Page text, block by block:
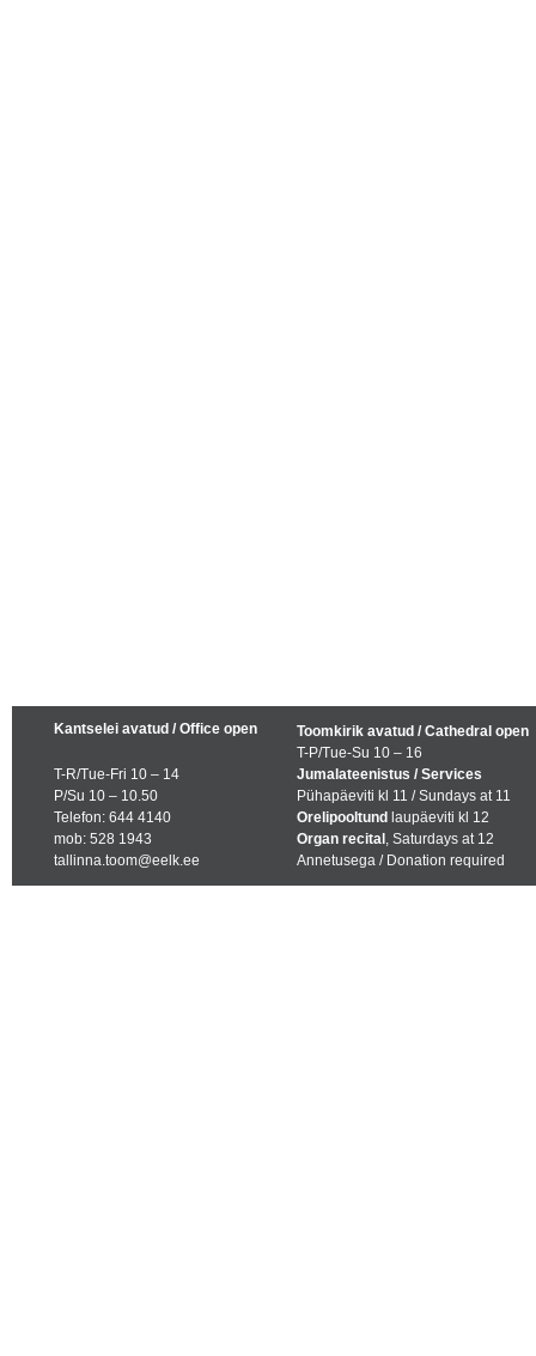
Kantselei avatud / Office open
T-R/Tue-Fri 10 – 14
P/Su 10 – 10.50
Telefon: 644 4140
mob: 528 1943
tallinna.toom@eelk.ee
Toomkirik avatud / Cathedral open
T-P/Tue-Su 10 – 16
Jumalateenistus / Services
Pühapäeviti kl 11 / Sundays at 11
Orelipooltund laupäeviti kl 12
Organ recital , Saturdays at 12
Annetusega / Donation required